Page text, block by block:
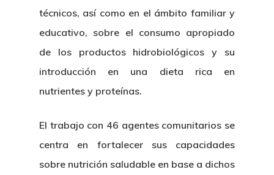
técnicos, así como en el ámbito familiar y
educativo, sobre el consumo apropiado
de los productos hidrobiológicos y su
introducción en una dieta rica en
nutrientes y proteínas.
El trabajo con 46 agentes comunitarios se
centra en fortalecer sus capacidades
sobre nutrición saludable en base a dichos